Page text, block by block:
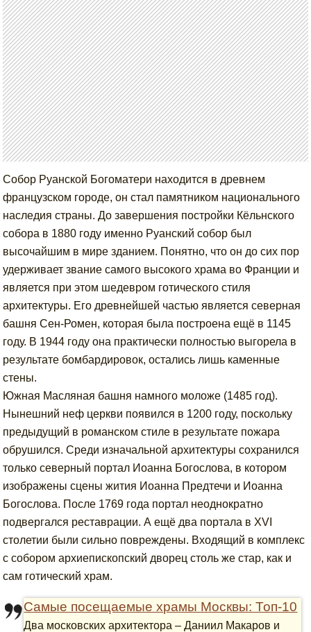
Собор Руанской Богоматери находится в древнем
французском городе, он стал памятником национального
наследия страны. До завершения постройки Кёльнского
собора в 1880 году именно Руанский собор был
высочайшим в мире зданием. Понятно, что он до сих пор
удерживает звание самого высокого храма во Франции и
является при этом шедевром готического стиля
архитектуры. Его древнейшей частью является северная
башня Сен-Ромен, которая была построена ещё в 1145
году. В 1944 году она практически полностью выгорела в
результате бомбардировок, остались лишь каменные
стены.
Южная Масляная башня намного моложе (1485 год).
Нынешний неф церкви появился в 1200 году, поскольку
предыдущий в романском стиле в результате пожара
обрушился. Среди изначальной архитектуры сохранился
только северный портал Иоанна Богослова, в котором
изображены сцены жития Иоанна Предтечи и Иоанна
Богослова. После 1769 года портал неоднократно
подвергался реставрации. А ещё два портала в XVI
столетии были сильно повреждены. Входящий в комплекс
с собором архиепископский дворец столь же стар, как и
сам готический храм.
Самые посещаемые храмы Москвы: Топ-10
Два московских архитектора – Даниил Макаров и